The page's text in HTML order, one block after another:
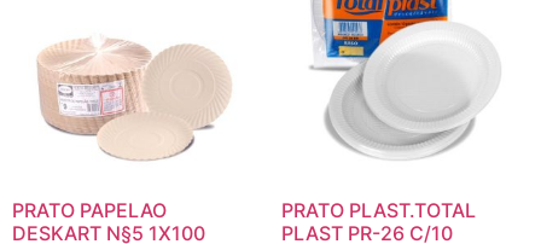
PRATO PAPELAO
DESKART N§5 1X100
PRATO PLAST.TOTAL
PLAST PR-26 C/10